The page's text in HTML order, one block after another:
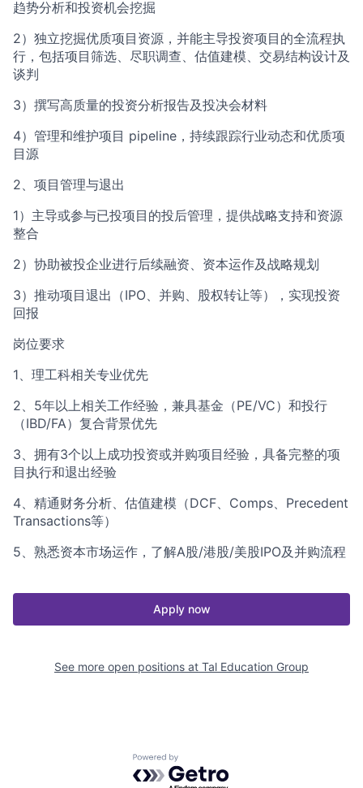
趋势分析和投资机会挖掘
2）独立挖掘优质项目资源，并能主导投资项目的全流程执
行，包括项目筛选、尽职调查、估值建模、交易结构设计及
谈判
3）撰写高质量的投资分析报告及投决会材料
4）管理和维护项目 pipeline，持续跟踪行业动态和优质项
目源
2、项目管理与退出
1）主导或参与已投项目的投后管理，提供战略支持和资源
整合
2）协助被投企业进行后续融资、资本运作及战略规划
3）推动项目退出（IPO、并购、股权转让等），实现投资
回报
岗位要求
1、理工科相关专业优先
2、5年以上相关工作经验，兼具基金（PE/VC）和投行
（IBD/FA）复合背景优先
3、拥有3个以上成功投资或并购项目经验，具备完整的项
目执行和退出经验
4、精通财务分析、估值建模（DCF、Comps、Precedent
Transactions等）
5、熟悉资本市场运作，了解A股/港股/美股IPO及并购流程
Apply now
See more open positions at Tal Education Group
Powered by Getro.com